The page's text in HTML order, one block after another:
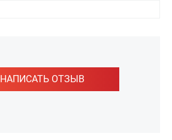
НАПИСАТЬ ОТЗЫВ